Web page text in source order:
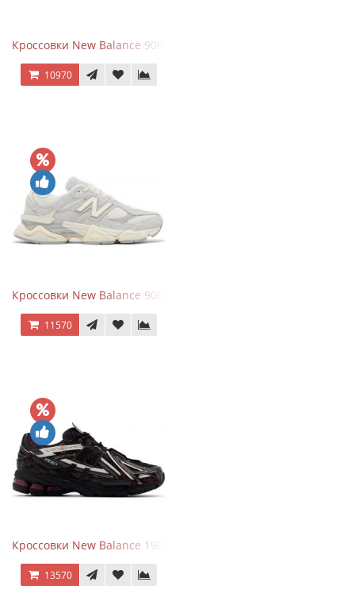
Кроссовки New Balance 9060 x Joe Freshgoods Dark Grey
10970
Кроссовки New Balance 9060 Quartz Grey
11570
Кроссовки New Balance 1906A Dragon Berry
13570